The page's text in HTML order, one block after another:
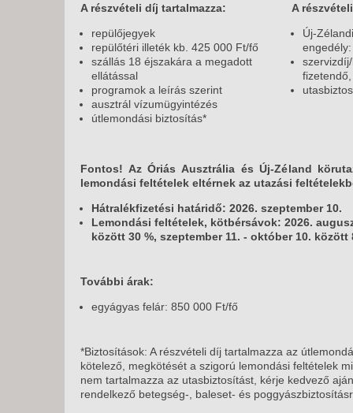
A részvételi díj tartalmazza:
repülőjegyek
repülőtéri illeték kb. 425 000 Ft/fő
szállás 18 éjszakára a megadott
ellátással
programok a leírás szerint
ausztrál vízumügyintézés
útlemondási biztosítás*
A
Új-
Fontos! Az Óriás Ausztrália és Új-Zéland
lemondási feltételek eltérnek az utazási
Hátralékfizetési határidő: 2026. szeptember 10.
Lemondási feltételek, kötbérsávok: 2026.
között 30 %, szeptember 11. - október 10. között
További árak:
egyágyas felár: 850 000 Ft/fő
*Biztosítások: A részvételi díj tartalmazza az
kötelező, megkötését a szigorú lemondási feltételek
nem tartalmazza az utasbiztosítást, kérje kedvező
rendelkező betegség-, baleset- és